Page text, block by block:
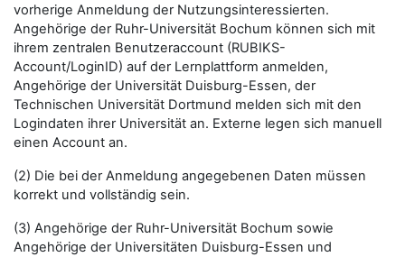
vorherige Anmeldung der Nutzungsinteressierten.
Angehörige der Ruhr-Universität Bochum können sich mit
ihrem zentralen Benutzeraccount (RUBIKS-
Account/LoginID) auf der Lernplattform anmelden,
Angehörige der Universität Duisburg-Essen, der
Technischen Universität Dortmund melden sich mit den
Logindaten ihrer Universität an. Externe legen sich manuell
einen Account an.
(2) Die bei der Anmeldung angegebenen Daten müssen
korrekt und vollständig sein.
(3) Angehörige der Ruhr-Universität Bochum sowie
Angehörige der Universitäten Duisburg-Essen und